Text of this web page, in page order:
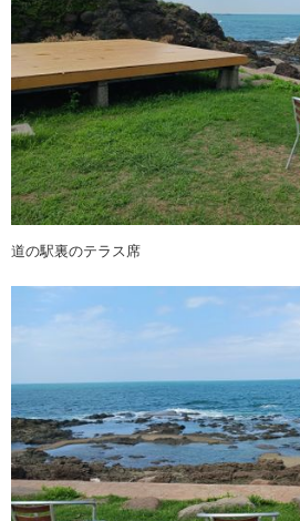
道の駅裏のテラス席